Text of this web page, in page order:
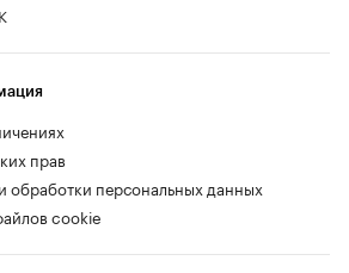
прав
обработки персональных данных
cookie